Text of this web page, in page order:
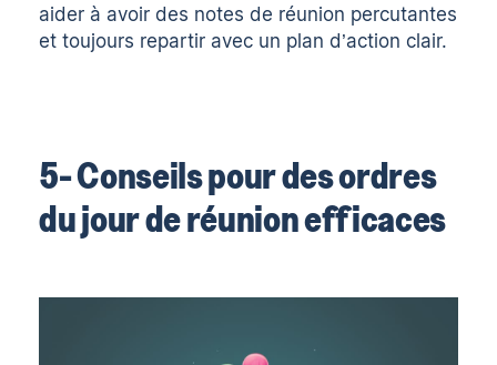
aider à avoir des notes de réunion percutantes
et toujours repartir avec un plan d’action clair.
5- Conseils pour des ordres
du jour de réunion efficaces